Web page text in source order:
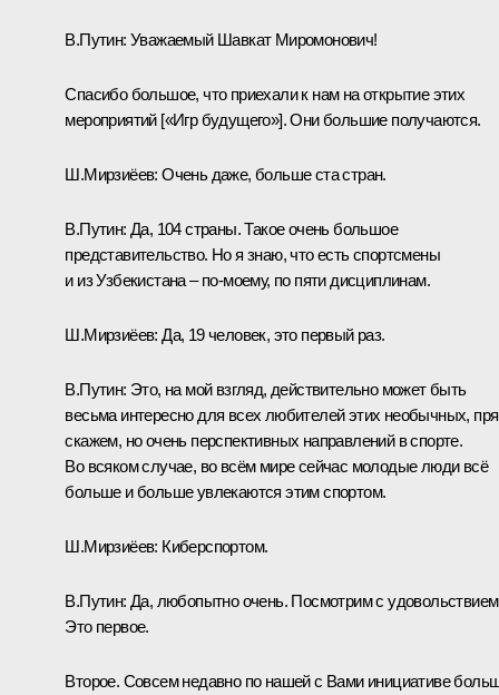
В.Путин: Уважаемый Шавкат Миромонович!
Спасибо большое, что приехали к нам на открытие этих
мероприятий [«Игр будущего»]. Они большие получаются.
Ш.Мирзиёев: Очень даже, больше ста стран.
В.Путин: Да, 104 страны. Такое очень большое
представительство. Но я знаю, что есть спортсмены
и из Узбекистана – по-моему, по пяти дисциплинам.
Ш.Мирзиёев: Да, 19 человек, это первый раз.
В.Путин: Это, на мой взгляд, действительно может быть
весьма интересно для всех любителей этих необычных,
скажем, но очень перспективных направлений в спорте.
Во всяком случае, во всём мире сейчас молодые люди всё
больше и больше увлекаются этим спортом.
Ш.Мирзиёев: Киберспортом.
В.Путин: Да, любопытно очень. Посмотрим с
Это первое.
Второе. Совсем недавно по нашей с Вами инициативе